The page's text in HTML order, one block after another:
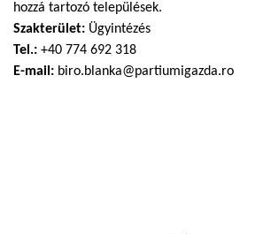
hozzá tartozó települések.
Szakterület: Ügyintézés
Tel.: +40 774 692 318
E-mail: biro.blanka@partiumigazda.ro